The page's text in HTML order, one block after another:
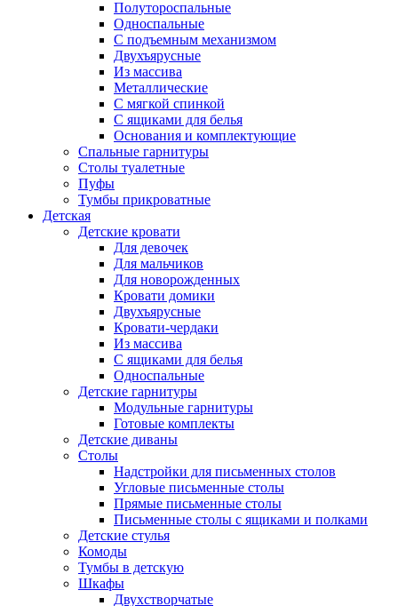
Полутороспальные
Односпальные
С подъемным механизмом
Двухъярусные
Из массива
Металлические
С мягкой спинкой
С ящиками для белья
Основания и комплектующие
Спальные гарнитуры
Столы туалетные
Пуфы
Тумбы прикроватные
Детская
Детские кровати
Для девочек
Для мальчиков
Для новорожденных
Кровати домики
Двухъярусные
Кровати-чердаки
Из массива
С ящиками для белья
Односпальные
Детские гарнитуры
Модульные гарнитуры
Готовые комплекты
Детские диваны
Столы
Надстройки для письменных столов
Угловые письменные столы
Прямые письменные столы
Письменные столы с ящиками и полками
Детские стулья
Комоды
Тумбы в детскую
Шкафы
Двухстворчатые